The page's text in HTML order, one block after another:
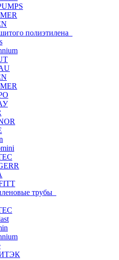
полиэтилена
трубы